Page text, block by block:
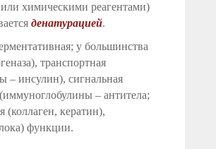
химическими реагентами)
денатурацией.
у большинства
транспортная
– инсулин), сигнальная
– антитела;
(коллаген, кератин),
функции.